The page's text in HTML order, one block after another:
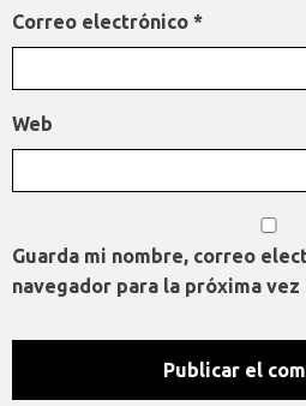
Correo electrónico *
Web
Guarda mi nombre, correo
navegador para la próxima